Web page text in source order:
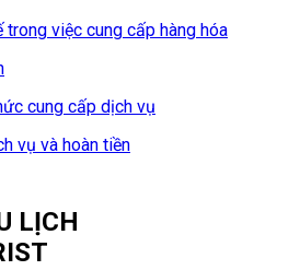
trong việc cung cấp hàng hóa
cung cấp dịch vụ
vụ và hoàn tiền
LỊCH